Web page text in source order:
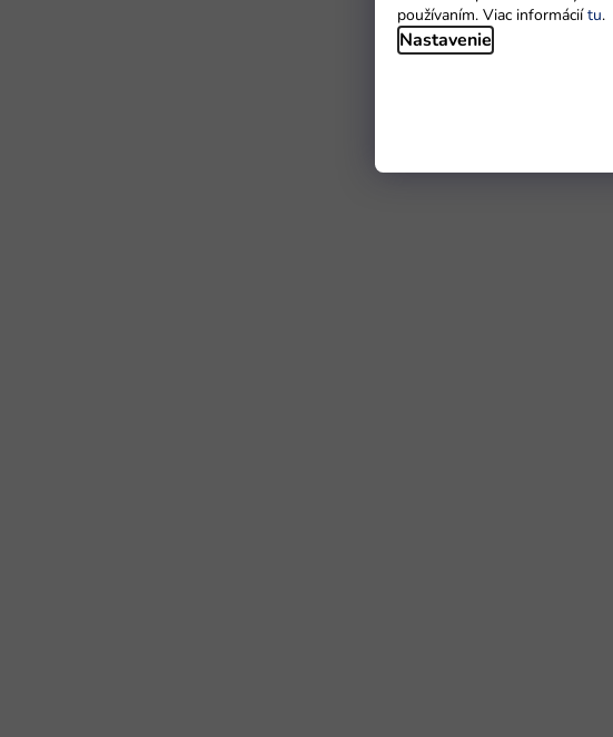
používaním. Viac informáciítu.
Nastavenie